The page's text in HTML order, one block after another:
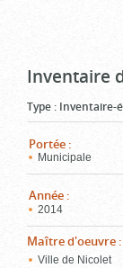
Inventaire
Type : Inventaire-
Portée :
Municipale
Année :
2014
Maître d'oeuvre :
Ville de Nicolet